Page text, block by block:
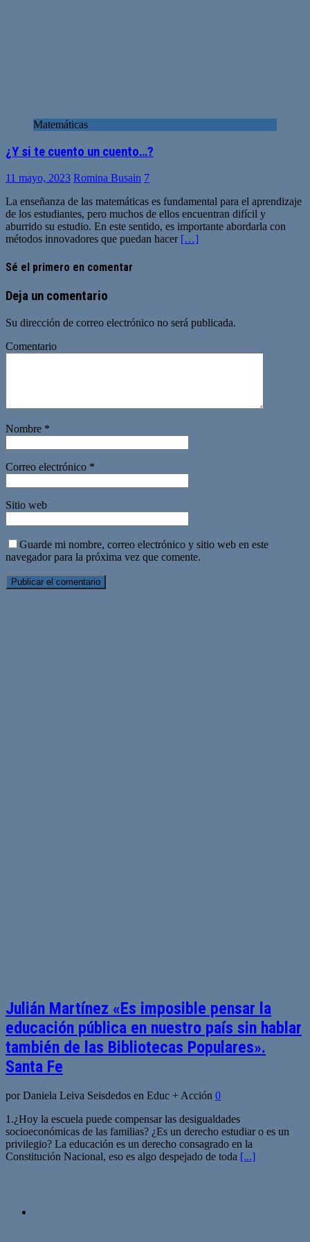
Matemáticas
¿Y si te cuento un cuento…?
11 mayo, 2023 Romina Busain 7
La enseñanza de las matemáticas es fundamental para el aprendizaje
de los estudiantes, pero muchos de ellos encuentran difícil y
aburrido su estudio. En este sentido, es importante abordarla con
métodos innovadores que puedan hacer […]
Sé el primero en comentar
Deja un comentario
Su dirección de correo electrónico no será publicada.
Comentario
Nombre *
Correo electrónico *
Sitio web
Guarde mi nombre, correo electrónico y sitio web en este
navegador para la próxima vez que comente.
Julián Martínez «Es imposible pensar la
educación pública en nuestro país sin hablar
también de las Bibliotecas Populares».
Santa Fe
por Daniela Leiva Seisdedos en Educ + Acción 0
1.¿Hoy la escuela puede compensar las desigualdades
socioeconómicas de las familias? ¿Es un derecho estudiar o es un
privilegio? La educación es un derecho consagrado en la
Constitución Nacional, eso es algo despejado de toda [...]